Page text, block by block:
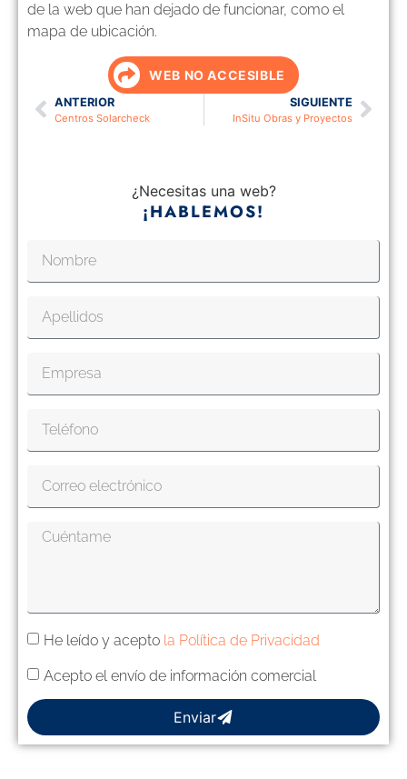
de la web que han dejado de funcionar, como el
mapa de ubicación.
WEB NO ACCESIBLE
ANTERIOR
Centros Solarcheck
SIGUIENTE
InSitu Obras y Proyectos
¿Necesitas una web?
¡HABLEMOS!
He leído y acepto la Política de Privacidad
Acepto el envío de información comercial
Enviar